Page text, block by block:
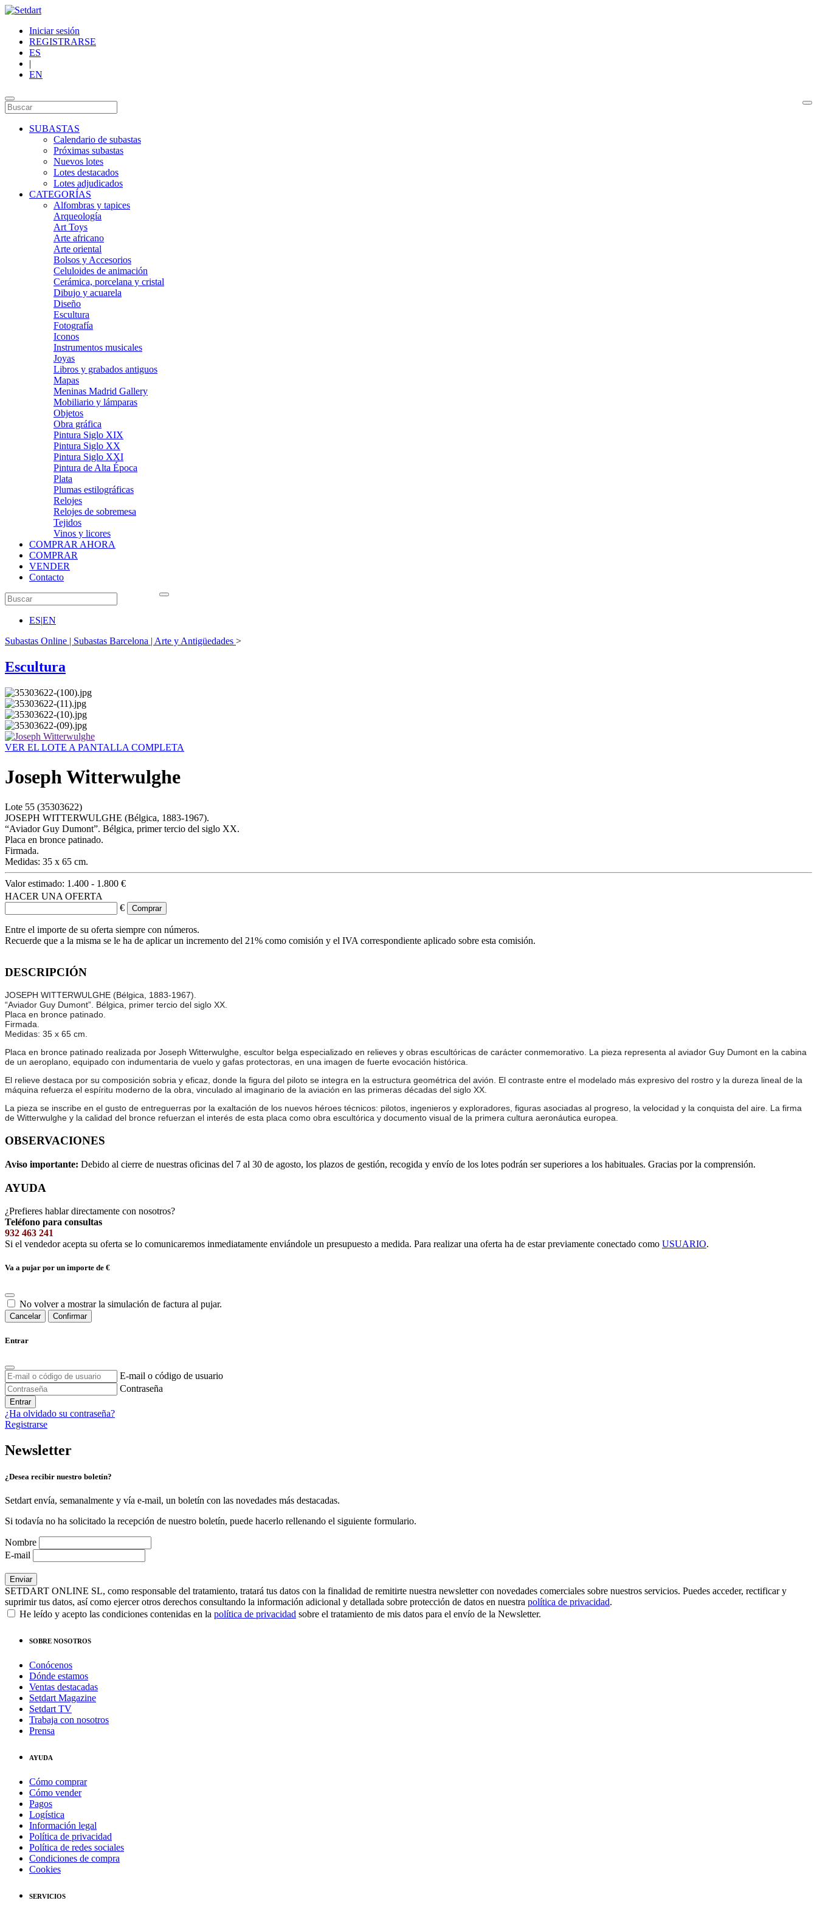
Iniciar sesión
REGISTRARSE
ES
|
EN
SUBASTAS
Calendario de subastas
Próximas subastas
Nuevos lotes
Lotes destacados
Lotes adjudicados
CATEGORÍAS
Alfombras y tapices
Arqueología
Art Toys
Arte africano
Arte oriental
Bolsos y Accesorios
Celuloides de animación
Cerámica, porcelana y cristal
Dibujo y acuarela
Diseño
Escultura
Fotografía
Iconos
Instrumentos musicales
Joyas
Libros y grabados antiguos
Mapas
Meninas Madrid Gallery
Mobiliario y lámparas
Objetos
Obra gráfica
Pintura Siglo XIX
Pintura Siglo XX
Pintura Siglo XXI
Pintura de Alta Época
Plata
Plumas estilográficas
Relojes
Relojes de sobremesa
Tejidos
Vinos y licores
COMPRAR AHORA
COMPRAR
VENDER
Contacto
ES|EN
Subastas Online | Subastas Barcelona | Arte y Antigüedades >
Escultura
VER EL LOTE A PANTALLA COMPLETA
Joseph Witterwulghe
Lote 55 (35303622)
JOSEPH WITTERWULGHE (Bélgica, 1883-1967).
“Aviador Guy Dumont”. Bélgica, primer tercio del siglo XX.
Placa en bronce patinado.
Firmada.
Medidas: 35 x 65 cm.
Valor estimado: 1.400 - 1.800 €
HACER UNA OFERTA
€
Entre el importe de su oferta siempre con números.
Recuerde que a la misma se le ha de aplicar un incremento del 21% como comisión y el IVA correspondiente aplicado sobre esta comisión.
DESCRIPCIÓN
JOSEPH WITTERWULGHE (Bélgica, 1883-1967).
“Aviador Guy Dumont”. Bélgica, primer tercio del siglo XX.
Placa en bronce patinado.
Firmada.
Medidas: 35 x 65 cm.
Placa en bronce patinado realizada por Joseph Witterwulghe, escultor belga especializado en relieves y obras escultóricas de carácter conmemorativo. La pieza representa al aviador Guy Dumont en la cabina
de un aeroplano, equipado con indumentaria de vuelo y gafas protectoras, en una imagen de fuerte evocación histórica.
El relieve destaca por su composición sobria y eficaz, donde la figura del piloto se integra en la estructura geométrica del avión. El contraste entre el modelado más expresivo del rostro y la dureza lineal de la
máquina refuerza el espíritu moderno de la obra, vinculado al imaginario de la aviación en las primeras décadas del siglo XX.
La pieza se inscribe en el gusto de entreguerras por la exaltación de los nuevos héroes técnicos: pilotos, ingenieros y exploradores, figuras asociadas al progreso, la velocidad y la conquista del aire. La firma
de Witterwulghe y la calidad del bronce refuerzan el interés de esta placa como obra escultórica y documento visual de la primera cultura aeronáutica europea.
OBSERVACIONES
Aviso importante: Debido al cierre de nuestras oficinas del 7 al 30 de agosto, los plazos de gestión, recogida y envío de los lotes podrán ser superiores a los habituales. Gracias por la comprensión.
AYUDA
¿Prefieres hablar directamente con nosotros?
Teléfono para consultas
932 463 241
Si el vendedor acepta su oferta se lo comunicaremos inmediatamente enviándole un presupuesto a medida. Para realizar una oferta ha de estar previamente conectado como USUARIO.
Va a pujar por un importe de €
No volver a mostrar la simulación de factura al pujar.
Cancelar Confirmar
Entrar
E-mail o código de usuario
Contraseña
Entrar
¿Ha olvidado su contraseña?
Registrarse
Newsletter
¿Desea recibir nuestro boletín?
Setdart envía, semanalmente y vía e-mail, un boletín con las novedades más destacadas.
Si todavía no ha solicitado la recepción de nuestro boletín, puede hacerlo rellenando el siguiente formulario.
Nombre
E-mail
SETDART ONLINE SL, como responsable del tratamiento, tratará tus datos con la finalidad de remitirte nuestra newsletter con novedades comerciales sobre nuestros servicios. Puedes acceder, rectificar y
suprimir tus datos, así como ejercer otros derechos consultando la información adicional y detallada sobre protección de datos en nuestra política de privacidad.
He leído y acepto las condiciones contenidas en la política de privacidad sobre el tratamiento de mis datos para el envío de la Newsletter.
SOBRE NOSOTROS
Conócenos
Dónde estamos
Ventas destacadas
Setdart Magazine
Setdart TV
Trabaja con nosotros
Prensa
AYUDA
Cómo comprar
Cómo vender
Pagos
Logística
Información legal
Política de privacidad
Política de redes sociales
Condiciones de compra
Cookies
SERVICIOS